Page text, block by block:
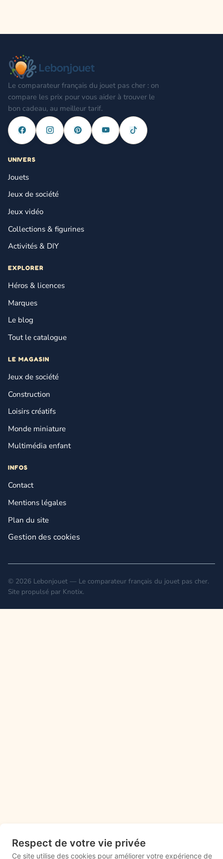
Respect de votre vie privée
Ce site utilise des cookies pour améliorer votre expérience de
Le comparateur français du jouet pas cher : on
compare les prix pour vous aider à trouver le
bon cadeau, au meilleur tarif.
UNIVERS
Jouets
Jeux de société
Jeux vidéo
Collections & figurines
Activités & DIY
EXPLORER
Héros & licences
Marques
Le blog
Tout le catalogue
LE MAGASIN
Jeux de société
Construction
Loisirs créatifs
Monde miniature
Multimédia enfant
INFOS
Contact
Mentions légales
Plan du site
Gestion des cookies
© 2026 Lebonjouet — Le comparateur français du jouet pas cher.
Site propulsé par Knotix.